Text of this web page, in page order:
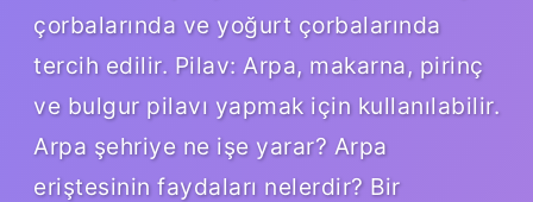
çorbalarında ve yoğurt çorbalarında
tercih edilir. Pilav: Arpa, makarna, pirinç
ve bulgur pilavı yapmak için kullanılabilir.
Arpa şehriye ne işe yarar? Arpa
eriştesinin faydaları nelerdir? Bir